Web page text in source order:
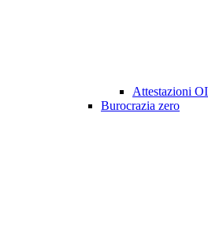
Attestazioni
Burocrazia zero